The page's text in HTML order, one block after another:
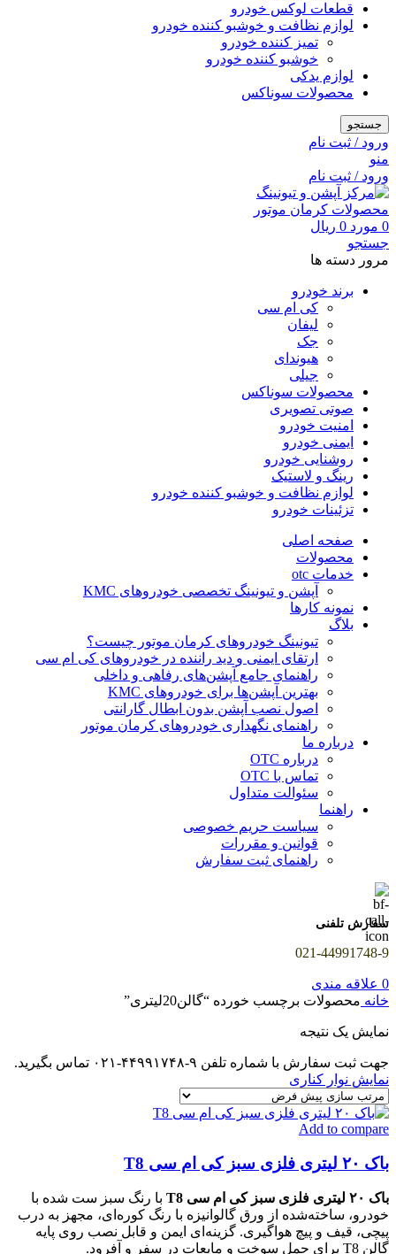
قطعات لوکس خودرو
لوازم نظافت و خوشبو کننده خودرو
تمیز کننده خودرو
خوشبو کننده خودرو
لوازم یدکی
محصولات سوناکس
جستجو
ورود / ثبت نام
منو
ورود / ثبت نام
0 مورد 0 ریال
جستجو
مرور دسته ها
برند خودرو
کی ام سی
لیفان
جک
هیوندای
جیلی
محصولات سوناکس
صوتی تصویری
امنیت خودرو
ایمنی خودرو
روشنایی خودرو
رینگ و لاستیک
لوازم نظافت و خوشبو کننده خودرو
تزئینات خودرو
صفحه اصلی
محصولات
خدمات otc
آپشن و تیونینگ تخصصی خودروهای KMC
نمونه کارها
بلاگ
تیونینگ خودروهای کرمان موتور چیست؟
ارتقای ایمنی و دید راننده در خودروهای کی ام سی
راهنمای جامع آپشن‌های رفاهی و داخلی
بهترین آپشن‌ها برای خودروهای KMC
اصول نصب آپشن بدون ابطال گارانتی
راهنمای نگهداری خودروهای کرمان موتور
درباره ما
درباره OTC
تماس با OTC
سئوالت متداول
راهنما
سیاست حریم خصوصی
قوانین و مقررات
راهنمای ثبت سفارش
سفارش تلفنی
021-44991748-9
0 علاقه مندی
خانه محصولات برچسب خورده “گالن20لیتری”
نمایش یک نتیجه
جهت ثبت سفارش با شماره تلفن ۹-۴۴۹۹۱۷۴۸-۰۲۱ تماس بگیرید.
نمایش نوار کناری
Add to compare
باک ۲۰ لیتری فلزی سبز کی ام سی T8
باک ۲۰ لیتری فلزی سبز کی ام سی T8
با رنگ سبز ست شده با
خودرو، ساخته‌شده از ورق گالوانیزه با رنگ کوره‌ای، مجهز به درب
پیچی، قیف و پیچ هواگیری. گزینه‌ای ایمن و قابل نصب روی پایه
گالن T8 برای حمل سوخت و مایعات در سفر و آفرود.